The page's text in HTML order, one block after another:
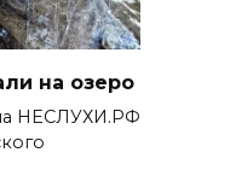
на озеро
НЕСЛУХИ.РФ